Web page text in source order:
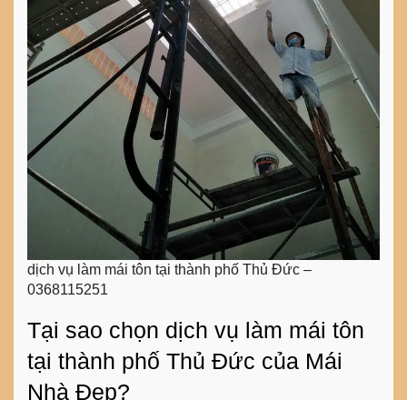
dịch vụ làm mái tôn tại thành phố Thủ Đức –
0368115251
Tại sao chọn dịch vụ làm mái tôn
tại thành phố Thủ Đức của Mái
Nhà Đẹp?